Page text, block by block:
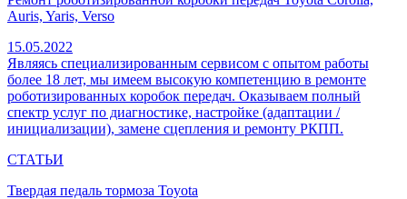
Auris, Yaris, Verso
15.05.2022
Являясь специализированным сервисом с опытом работы
более 18 лет, мы имеем высокую компетенцию в ремонте
роботизированных коробок передач. Оказываем полный
спектр услуг по диагностике, настройке (адаптации /
инициализации), замене сцепления и ремонту РКПП.
СТАТЬИ
Твердая педаль тормоза Toyota